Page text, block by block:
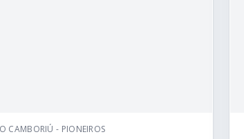
CAMBORIÚ - PIONEIROS